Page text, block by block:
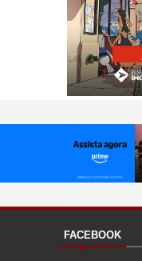
FACEBOOK